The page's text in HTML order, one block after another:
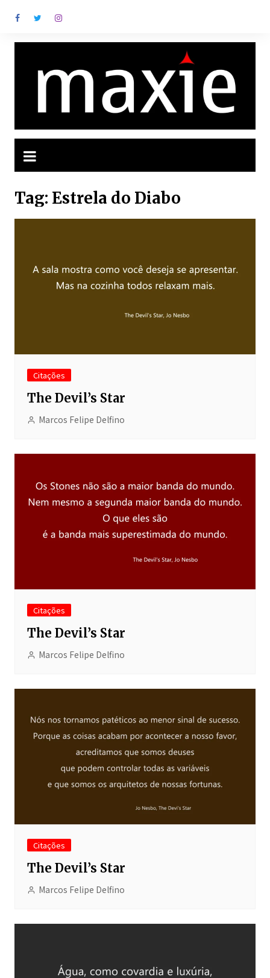
para
Tag: Estrela do Diabo
Citações
The Devil’s Star
Marcos Felipe Delfino
Citações
The Devil’s Star
Marcos Felipe Delfino
Citações
The Devil’s Star
Marcos Felipe Delfino